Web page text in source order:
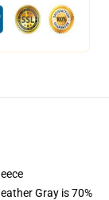
Gray is 70%